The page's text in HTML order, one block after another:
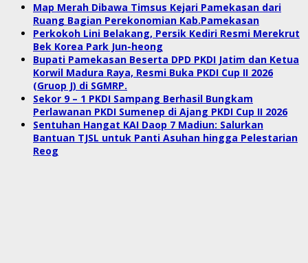
Map Merah Dibawa Timsus Kejari Pamekasan dari
Ruang Bagian Perekonomian Kab.Pamekasan
Perkokoh Lini Belakang, Persik Kediri Resmi Merekrut
Bek Korea Park Jun-heong
Bupati Pamekasan Beserta DPD PKDI Jatim dan Ketua
Korwil Madura Raya, Resmi Buka PKDI Cup II 2026
(Gruop J) di SGMRP.
Sekor 9 – 1 PKDI Sampang Berhasil Bungkam
Perlawanan PKDI Sumenep di Ajang PKDI Cup II 2026
Sentuhan Hangat KAI Daop 7 Madiun: Salurkan
Bantuan TJSL untuk Panti Asuhan hingga Pelestarian
Reog